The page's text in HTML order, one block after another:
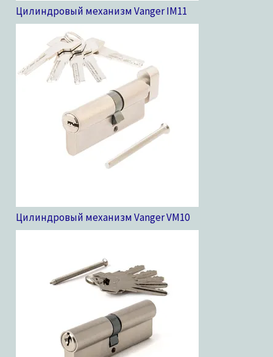
Цилиндровый механизм Vanger IM11
Цилиндровый механизм Vanger VM10